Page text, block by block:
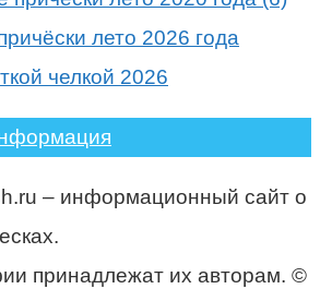
лето 2026 года
челкой 2026
– информационный сайт о
принадлежат их авторам. ©